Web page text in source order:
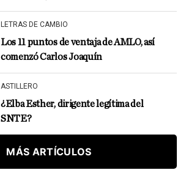
LETRAS DE CAMBIO
Los 11 puntos de ventaja de AMLO, así
comenzó Carlos Joaquín
ASTILLERO
¿Elba Esther, dirigente legítima del
SNTE?
MÁS ARTÍCULOS